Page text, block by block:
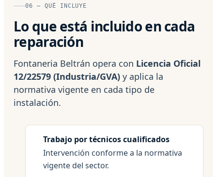
06 — QUÉ INCLUYE
Lo que está incluido en cada
reparación
Fontaneria Beltrán opera con Licencia Oficial
12/22579 (Industria/GVA) y aplica la
normativa vigente en cada tipo de
instalación.
Trabajo por técnicos cualificados
Intervención conforme a la normativa
vigente del sector.